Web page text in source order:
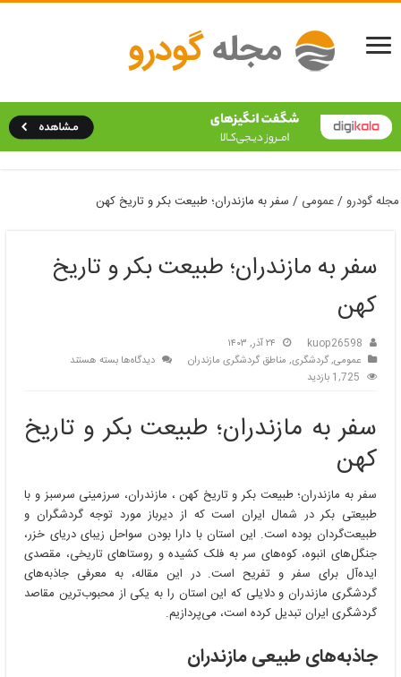
مجله گودرو /عمومی / سفر به مازندران؛ طبیعت بکر و تاریخ کهن
سفر به مازندران؛ طبیعت بکر و تاریخ
کهن
kuop26598
۲۴ آذر, ۱۴۰۳
عمومی,گردشگری, مناطق گردشگری مازندران دیدگاه‌هابرای
طبیعت
بکر
کهن
بسته هستند
1,725 بازدید
سفر به مازندران؛ طبیعت بکر و تاریخ
کهن
سفر به مازندران؛ طبیعت بکر و تاریخ کهن ، مازندران، سرزمینی سرسبز و با
طبیعتی بکر در شمال ایران است که از دیرباز مورد توجه گردشگران و
طبیعت‌گردان بوده است. این استان با دارا بودن سواحل زیبای دریای خزر،
جنگل‌های انبوه، کوه‌های سر به فلک کشیده و روستاهای تاریخی، مقصدی
ایده‌آل برای سفر و تفریح است. در این مقاله، به معرفی جاذبه‌های
گردشگری مازندران و دلایلی که این استان را به یکی از محبوب‌ترین مقاصد
گردشگری ایران تبدیل کرده است، می‌پردازیم.
جاذبه‌های طبیعی مازندران